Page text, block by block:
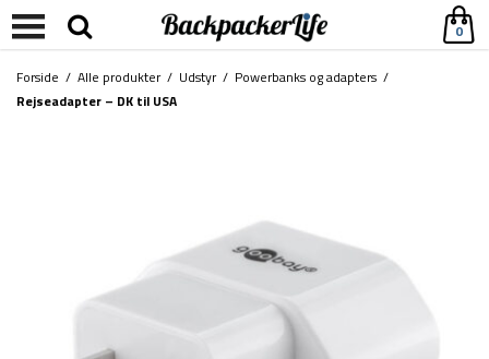
0
Forside / Alle produkter/ Udstyr/ Powerbanks og adapters /
Rejseadapter – DK til USA